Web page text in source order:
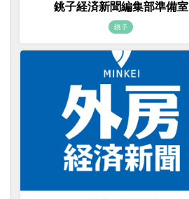
銚子経済新聞編集部準備室
銚子